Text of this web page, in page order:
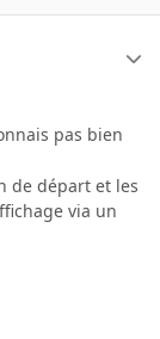
pas bien
de départ et les
via un